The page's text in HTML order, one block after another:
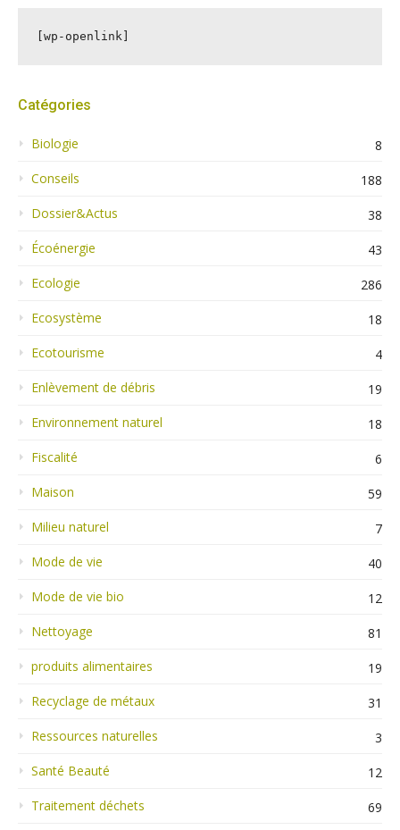
[wp-openlink]
Catégories
Biologie
8
Conseils
188
Dossier&Actus
38
Écoénergie
43
Ecologie
286
Ecosystème
18
Ecotourisme
4
Enlèvement de débris
19
Environnement naturel
18
Fiscalité
6
Maison
59
Milieu naturel
7
Mode de vie
40
Mode de vie bio
12
Nettoyage
81
produits alimentaires
19
Recyclage de métaux
31
Ressources naturelles
3
Santé Beauté
12
Traitement déchets
69